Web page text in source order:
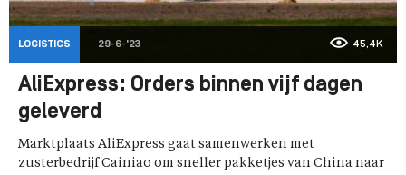
LOGISTICS 29-6-'23 45,4K
AliExpress: Orders binnen vijf dagen
geleverd
Marktplaats AliExpress gaat samenwerken met
zusterbedrijf Cainiao om sneller pakketjes van China naar